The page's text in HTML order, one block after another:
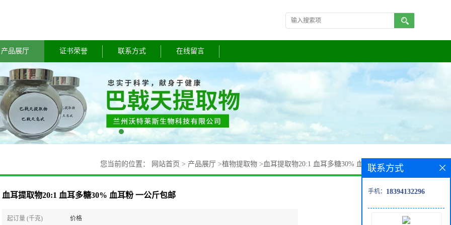
产品展厅 证书荣誉 联系方式 在线留言
您当前的位置： 网站首页 > 产品展厅 >植物提取物 > 血耳提取物20:1 血耳多糖30% 血耳粉 一公斤包邮
血耳提取物20:1 血耳多糖30% 血耳粉 一公斤包邮
起订量 (千克) 价格
联系方式
手机： 18394132296